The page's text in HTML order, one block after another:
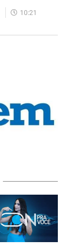
10:21